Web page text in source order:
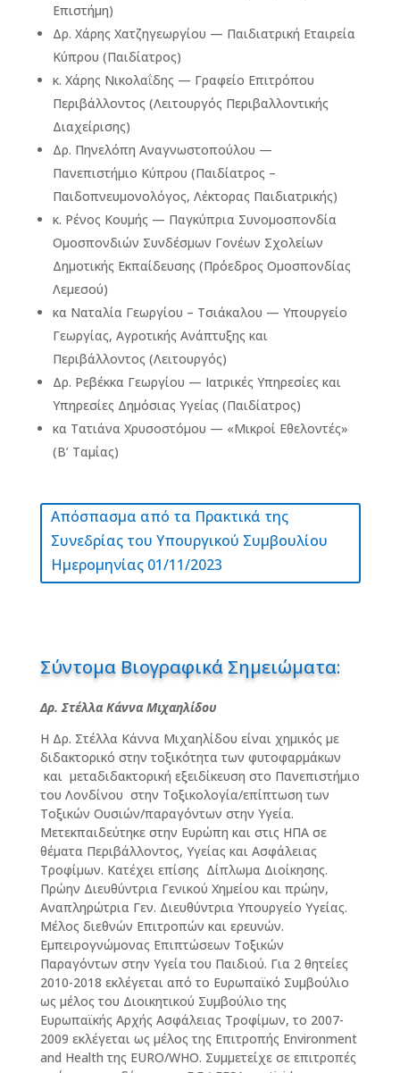
Επιστήμη)
Δρ. Χάρης Χατζηγεωργίου — Παιδιατρική Εταιρεία
Κύπρου (Παιδίατρος)
κ. Χάρης Νικολαΐδης — Γραφείο Επιτρόπου
Περιβάλλοντος (Λειτουργός Περιβαλλοντικής
Διαχείρισης)
Δρ. Πηνελόπη Αναγνωστοπούλου —
Πανεπιστήμιο Κύπρου (Παιδίατρος –
Παιδοπνευμονολόγος, Λέκτορας Παιδιατρικής)
κ. Ρένος Κουμής — Παγκύπρια Συνομοσπονδία
Ομοσπονδιών Συνδέσμων Γονέων Σχολείων
Δημοτικής Εκπαίδευσης (Πρόεδρος Ομοσπονδίας
Λεμεσού)
κα Ναταλία Γεωργίου – Τσιάκαλου — Υπουργείο
Γεωργίας, Αγροτικής Ανάπτυξης και
Περιβάλλοντος (Λειτουργός)
Δρ. Ρεβέκκα Γεωργίου — Ιατρικές Υπηρεσίες και
Υπηρεσίες Δημόσιας Υγείας (Παιδίατρος)
κα Τατιάνα Χρυσοστόμου — «Μικροί Εθελοντές»
(Β’ Ταμίας)
Απόσπασμα από τα Πρακτικά της
Συνεδρίας του Υπουργικού Συμβουλίου
Ημερομηνίας 01/11/2023
Σύντομα Βιογραφικά Σημειώματα:
Δρ. Στέλλα Κάννα Μιχαηλίδου
Η Δρ. Στέλλα Κάννα Μιχαηλίδου είναι χημικός με
διδακτορικό στην τοξικότητα των φυτοφαρμάκων
και μεταδιδακτορική εξειδίκευση στο Πανεπιστήμιο
του Λονδίνου στην Τοξικολογία/επίπτωση των
Τοξικών Ουσιών/παραγόντων στην Υγεία.
Μετεκπαιδεύτηκε στην Ευρώπη και στις ΗΠΑ σε
θέματα Περιβάλλοντος, Υγείας και Ασφάλειας
Τροφίμων. Κατέχει επίσης Δίπλωμα Διοίκησης.
Πρώην Διευθύντρια Γενικού Χημείου και πρώην,
Αναπληρώτρια Γεν. Διευθύντρια Υπουργείο Υγείας.
Μέλος διεθνών Επιτροπών και ερευνών.
Εμπειρογνώμονας Επιπτώσεων Τοξικών
Παραγόντων στην Υγεία του Παιδιού. Για 2 θητείες
2010-2018 εκλέγεται από το Ευρωπαϊκό Συμβούλιο
ως μέλος του Διοικητικού Συμβούλιο της
Ευρωπαϊκής Αρχής Ασφάλειας Τροφίμων, το 2007-
2009 εκλέγεται ως μέλος της Επιτροπής Environment
and Health της EURO/WHO. Συμμετείχε σε επιτροπές